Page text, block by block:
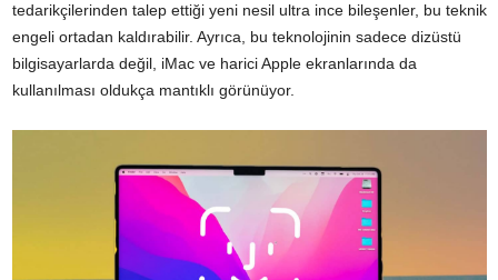
tedarikçilerinden talep ettiği yeni nesil ultra ince bileşenler, bu teknik
engeli ortadan kaldırabilir. Ayrıca, bu teknolojinin sadece dizüstü
bilgisayarlarda değil, iMac ve harici Apple ekranlarında da
kullanılması oldukça mantıklı görünüyor.